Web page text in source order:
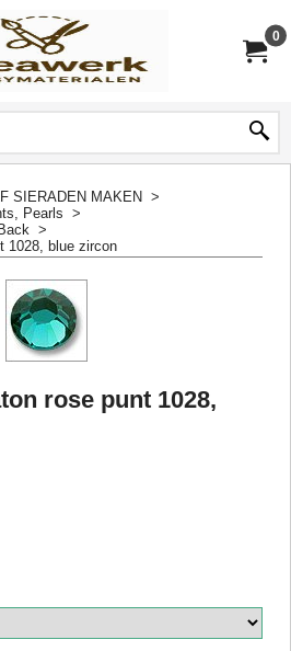
0
SIERADEN MAKEN >
Pearls >
>
1028, blue zircon
rose punt 1028,